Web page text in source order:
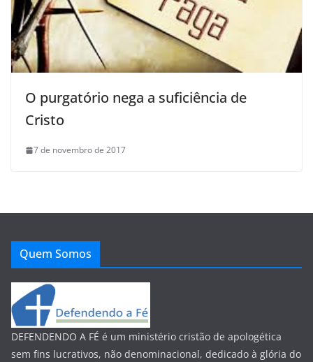
O purgatório nega a suficiência de
Cristo
7 de novembro de 2017
Quem Somos
DEFENDENDO A FÉ é um ministério cristão de apologética
sem fins lucrativos, não denominacional, dedicado à glória do